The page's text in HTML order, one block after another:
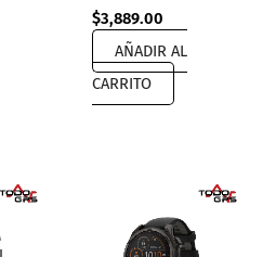
Original
price
was:
$5,199.00.
$3,889.00
price
is:
$3,889.00.
AÑADIR AL
CARRITO